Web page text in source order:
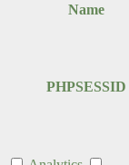
Name
PHPSESSID